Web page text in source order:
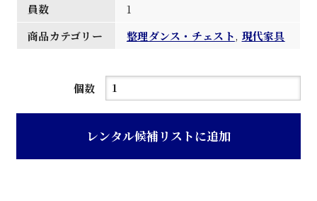
員数
1
商品カテゴリー
整理ダンス・チェスト, 現代家具
個数
茶
仕
レンタル候補リストに追加